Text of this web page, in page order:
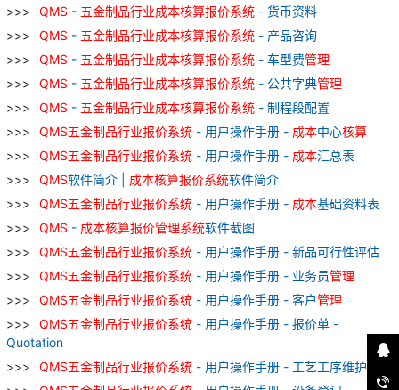
QMS - 五金制品行业成本核算报价系统 - 货币资料
QMS - 五金制品行业成本核算报价系统 - 产品咨询
QMS - 五金制品行业成本核算报价系统 - 车型费管理
QMS - 五金制品行业成本核算报价系统 - 公共字典管理
QMS - 五金制品行业成本核算报价系统 - 制程段配置
QMS五金制品行业报价系统 - 用户操作手册 - 成本中心核算
QMS五金制品行业报价系统 - 用户操作手册 - 成本汇总表
QMS软件简介 | 成本核算报价系统软件简介
QMS五金制品行业报价系统 - 用户操作手册 - 成本基础资料表
QMS - 成本核算报价管理系统软件截图
QMS五金制品行业报价系统 - 用户操作手册 - 新品可行性评估
QMS五金制品行业报价系统 - 用户操作手册 - 业务员管理
QMS五金制品行业报价系统 - 用户操作手册 - 客户管理
QMS五金制品行业报价系统 - 用户操作手册 - 报价单 -
Quotation
QMS五金制品行业报价系统 - 用户操作手册 - 工艺工序维护